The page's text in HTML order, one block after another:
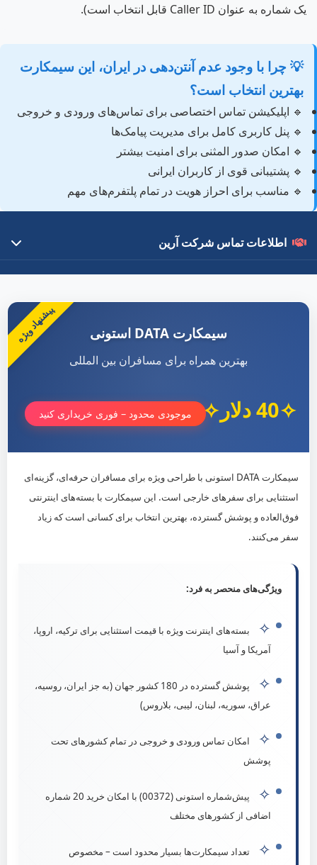
یک شماره به عنوان Caller ID قابل انتخاب است).
💡 چرا با وجود عدم آنتن‌دهی در ایران، این سیمکارت
بهترین انتخاب است؟
🔹 اپلیکیشن تماس اختصاصی برای تماس‌های ورودی و خروجی
🔹 پنل کاربری کامل برای مدیریت پیامک‌ها
🔹 امکان صدور المثنی برای امنیت بیشتر
🔹 پشتیبانی قوی از کاربران ایرانی
🔹 مناسب برای احراز هویت در تمام پلتفرم‌های مهم
اطلاعات تماس شرکت آرین
با ۱۵ سال تجربه در تبادلات مالی بین‌المللی، بهترین خدمات را با قیمت
لینک‌های مهم
مقالات آموزشی
تماس با ما
021-22535250
0912-2270234
تهران، بزرگراه رسالت
© شرکت بین‌المللی تجارت ارس الکترونیک آرین | مدیریت: آقای صفائی
پیشنهاد ویژه سیمکارت DATA استونی
بهترین همراه برای مسافران بین المللی
40 دلار موجودی محدود – فوری خریداری کنید
سیمکارت DATA استونی با طراحی ویژه برای مسافران حرفه‌ای، گزینه‌ای
استثنایی برای سفرهای خارجی است. این سیمکارت با بسته‌های اینترنتی
فوق‌العاده و پوشش گسترده، بهترین انتخاب برای کسانی است که زیاد
سفر می‌کنند.
ویژگی‌های منحصر به فرد:
✧
بسته‌های اینترنت ویژه با قیمت استثنایی برای ترکیه، اروپا،
آمریکا و آسیا
✧
پوشش گسترده در 180 کشور جهان (به جز ایران، روسیه،
عراق، سوریه، لبنان، لیبی، بلاروس)
✧
امکان تماس ورودی و خروجی در تمام کشورهای تحت
پوشش
✧
پیش‌شماره استونی (00372) با امکان خرید 20 شماره
اضافی از کشورهای مختلف
✧
تعداد سیمکارت‌ها بسیار محدود است – مخصوص